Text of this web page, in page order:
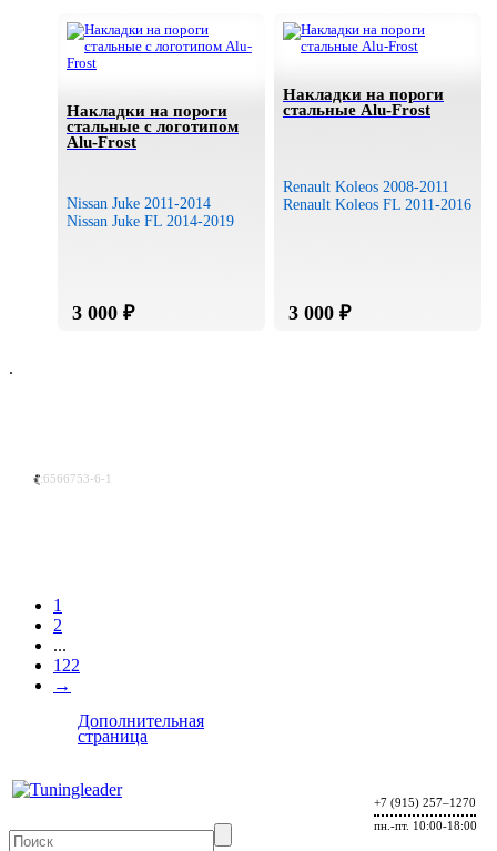
Накладки на пороги
стальные с логотипом
Alu-Frost
Nissan Juke 2011-2014
Nissan Juke FL 2014-2019
Накладки на пороги
стальные Alu-Frost
Renault Koleos 2008-2011
Renault Koleos FL 2011-2016
.
d:6566753-6-1
1
2
...
122
→
Дополнительная
страница
+7 (915) 257–1270
пн.-пт. 10:00-18:00